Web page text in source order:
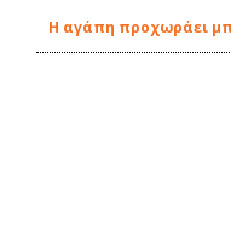
Η αγάπη προχωράει